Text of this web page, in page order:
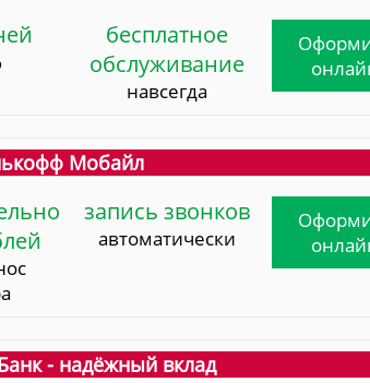
бесплатное
обслуживание
навсегда
Мобайл
запись звонков
автоматически
- надёжный вклад